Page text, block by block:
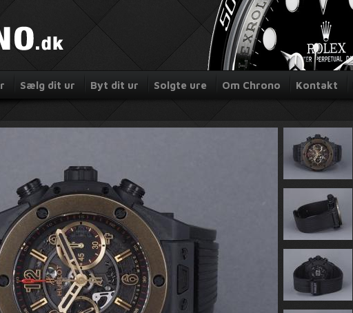
Sælg dit ur Byt dit ur Solgte ure Om Chrono Kontakt